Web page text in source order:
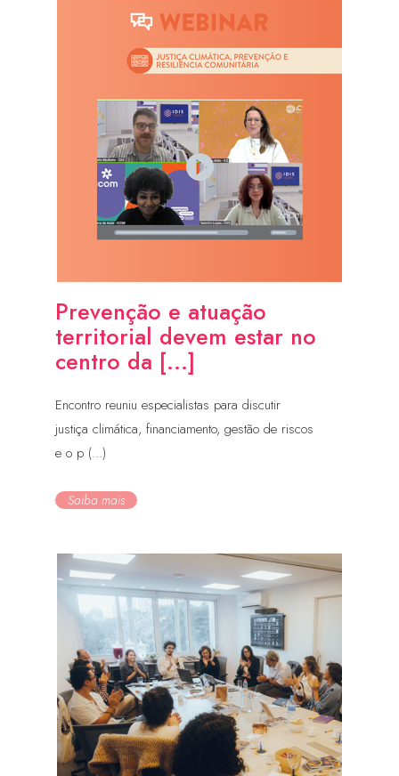
Prevenção e atuação
territorial devem estar no
centro da [...]
Encontro reuniu especialistas para discutir
justiça climática, financiamento, gestão de riscos
e o p (...)
Saiba mais